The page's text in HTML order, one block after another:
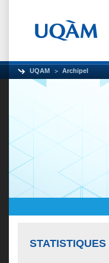
UQAM Archipel